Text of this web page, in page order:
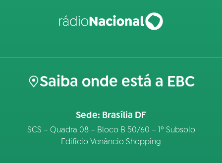
AO VIVO
02A RÁDIO
PROGRAMAÇÃO
Saiba onde está a EBC
Sede: Brasília DF
SCS – Quadra 08 – Bloco B 50/60 – 1º Subsolo
Edifício Venâncio Shopping